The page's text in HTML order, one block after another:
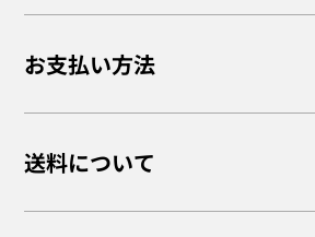
お支払い方法
送料について